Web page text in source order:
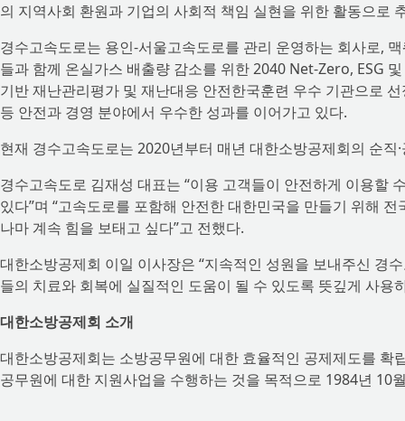
의 지역사회 환원과 기업의 사회적 책임 실현을 위한 활동으로
경수고속도로는 용인-서울고속도로를 관리 운영하는 회사로,
들과 함께 온실가스 배출량 감소를 위한 2040 Net-Zero, ESG
기반 재난관리평가 및 재난대응 안전한국훈련 우수 기관으로
등 안전과 경영 분야에서 우수한 성과를 이어가고 있다.
현재 경수고속도로는 2020년부터 매년 대한소방공제회의 순
경수고속도로 김재성 대표는 “이용 고객들이 안전하게 이용할
있다”며 “고속도로를 포함해 안전한 대한민국을 만들기 위해
나마 계속 힘을 보태고 싶다”고 전했다.
대한소방공제회 이일 이사장은 “지속적인 성원을 보내주신 경
들의 치료와 회복에 실질적인 도움이 될 수 있도록 뜻깊게 사용
대한소방공제회 소개
대한소방공제회는 소방공무원에 대한 효율적인 공제제도를 확
공무원에 대한 지원사업을 수행하는 것을 목적으로 1984년 10